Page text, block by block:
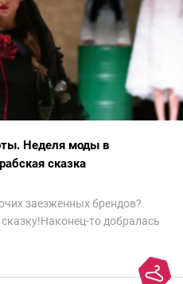
Неделя моды в
сказка
заезженных брендов?
то добралась
Национальный
манер — это